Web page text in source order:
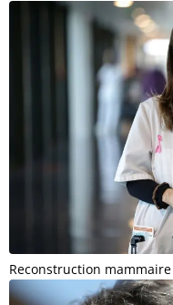
Reconstruction